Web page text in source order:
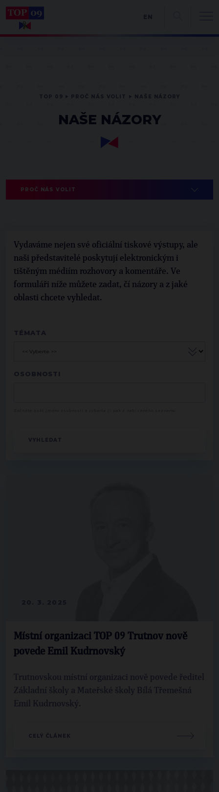
NAŠE NÁZORY
PROČ NÁS VOLIT
Vydaváme nejen své oficiální tiskové výstupy, ale
naši představitelé poskytují elektronickým i
tištěným médiím rozhovory a komentáře. Ve
formuláři níže můžete zadat, čí názory a z jaké
oblasti chcete vyhledat.
TÉMATA
OSOBNOSTI
Místní organizaci TOP 09 Trutnov nově
povede Emil Kudrnovský
Trutnovskou místní organizaci nově povede ředitel
Základní školy a Mateřské školy Bílá Třemešná
Emil Kudrnovský.
CELÝ ČLÁNEK